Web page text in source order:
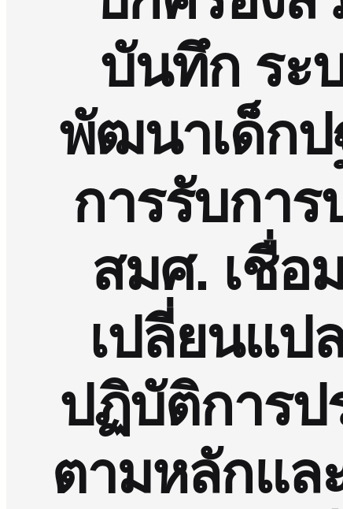
บันทึก ระ
พัฒนาเด็กป
การรับกา
สมศ. เชื่อ
เปลี่ยนแป
ปฏิบัติการป
ตามหลักแล